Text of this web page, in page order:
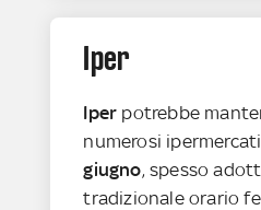
Iper
Iper potrebbe
numerosi ipermercati
giugno, spesso
tradizionale orario